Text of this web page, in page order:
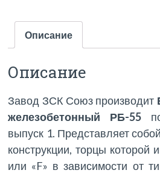
Описание
Описание
Завод ЗСК Союз производит
железобетонный РБ-55
выпуск 1. Представляет
конструкции, торцы которой
или «F» в зависимости от